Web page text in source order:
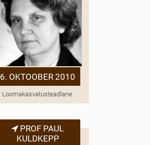
6. OKTOOBER 2010
Loomakasvatusteadlane.
PROF PAUL
KULDKEPP